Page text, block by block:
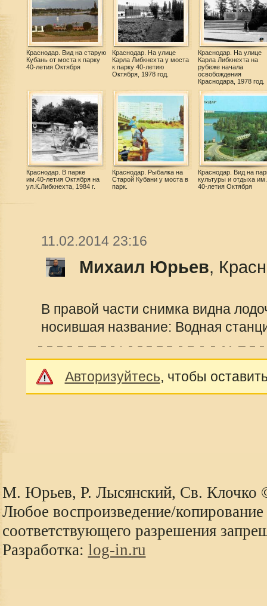
Краснодар. Вид на старую
Кубань от моста к парку
40-летия Октября
Краснодар. На улице
Карла Либкнехта у моста
к парку 40-летию
Октября, 1978 год.
Краснодар. На улице
Карла Либкнехта на
рубеже начала
освобождения
Краснодара, 1978 год.
Краснодар. В парке
им.40-летия Октября на
ул.К.Либкнехта, 1984 г.
Краснодар. Рыбалка на
Старой Кубани у моста в
парк.
Краснодар. Вид на
культуры и отдыха им.
40-летия Октября
11.02.2014 23:16
Михаил Юрьев,
В правой части снимка видна
носившая название: Водная
Авторизуйтесь, чтобы
М. Юрьев, Р. Лысянский, Св. Клочко
Любое воспроизведение/копирование
соответствующего разрешения
Разработка: log-in.ru